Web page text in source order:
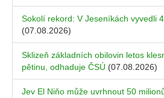
Sokolí rekord: V Jeseníkách vyvedli
(07.08.2026)
Sklizeň základních obilovin letos
pětinu, odhaduje ČSÚ (07.08.2026)
Jev El Niňo může uvrhnout 50